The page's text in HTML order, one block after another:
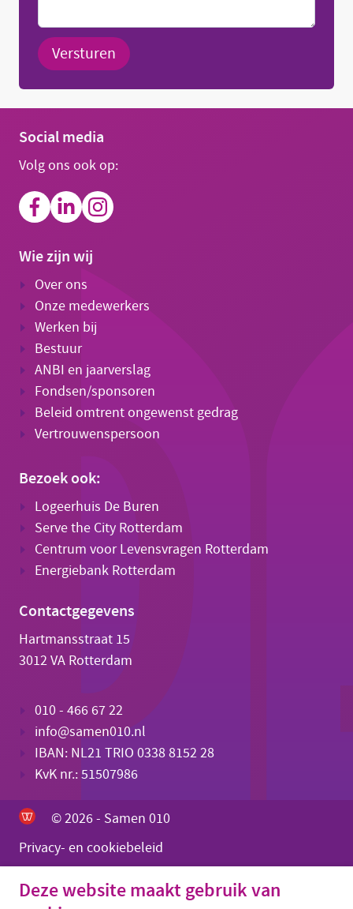
Versturen
Social media
Volg ons ook op:
Wie zijn wij
Over ons
Onze medewerkers
Werken bij
Bestuur
ANBI en jaarverslag
Fondsen/sponsoren
Beleid omtrent ongewenst gedrag
Vertrouwenspersoon
Bezoek ook:
Logeerhuis De Buren
Serve the City Rotterdam
Centrum voor Levensvragen Rotterdam
Energiebank Rotterdam
Contactgegevens
Hartmansstraat 15
3012 VA Rotterdam
010 - 466 67 22
info@samen010.nl
IBAN: NL21 TRIO 0338 8152 28
KvK nr.: 51507986
© 2026 - Samen 010
Privacy- en cookiebeleid
Deze website maakt gebruik van